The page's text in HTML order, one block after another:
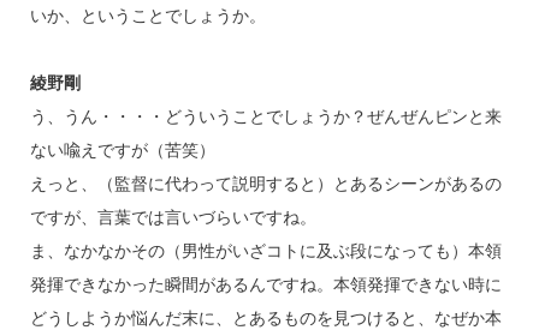
いか、ということでしょうか。
綾野剛
う、うん・・・・どういうことでしょうか？ぜんぜんピンと来
ない喩えですが（苦笑）
えっと、（監督に代わって説明すると）とあるシーンがあるの
ですが、言葉では言いづらいですね。
ま、なかなかその（男性がいざコトに及ぶ段になっても）本領
発揮できなかった瞬間があるんですね。本領発揮できない時に
どうしようか悩んだ末に、とあるものを見つけると、なぜか本